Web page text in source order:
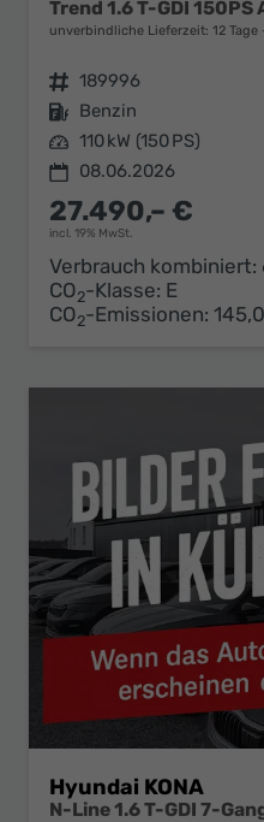
unverbindliche Lieferzeit: 12 Tage
Fahrzeugnr. 189996
Kraftstoff Benzin
Leistung 110 kW (150 PS)
08.06.2026
27.490,– €
incl. 19% MwSt.
Verbrauch kombiniert:
CO2-Klasse: E
CO2-Emissionen:
Hyundai KONA
N-Line 1.6 T-GDI 7-